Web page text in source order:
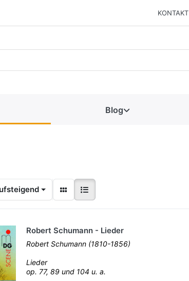
KONTAKT
Blog
Robert Schumann - Lieder
Robert Schumann (1810-1856)
Lieder
op. 77, 89 und 104 u. a.